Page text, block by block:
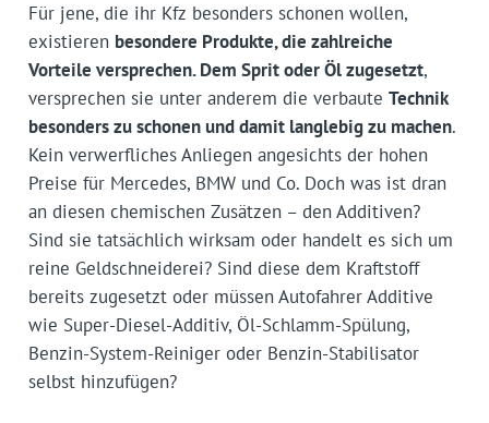
Für jene, die ihr Kfz besonders schonen wollen,
existieren besondere Produkte, die zahlreiche
Vorteile versprechen. Dem Sprit oder Öl zugesetzt,
versprechen sie unter anderem die verbaute Technik
besonders zu schonen und damit langlebig zu machen.
Kein verwerfliches Anliegen angesichts der hohen
Preise für Mercedes, BMW und Co. Doch was ist dran
an diesen chemischen Zusätzen – den Additiven?
Sind sie tatsächlich wirksam oder handelt es sich um
reine Geldschneiderei? Sind diese dem Kraftstoff
bereits zugesetzt oder müssen Autofahrer Additive
wie Super-Diesel-Additiv, Öl-Schlamm-Spülung,
Benzin-System-Reiniger oder Benzin-Stabilisator
selbst hinzufügen?